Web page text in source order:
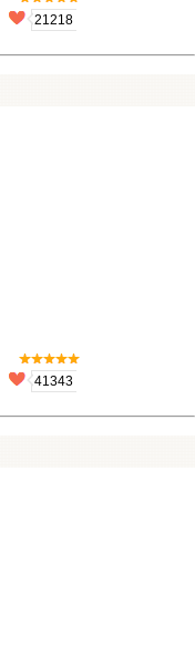
21218
41343